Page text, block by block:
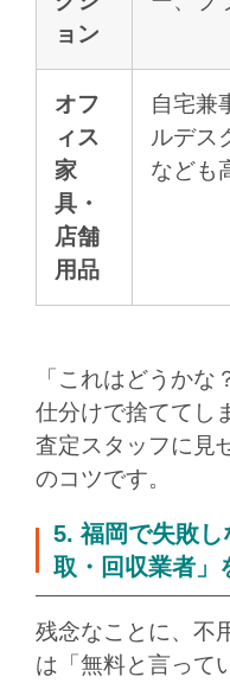
ョン
オフ
ィス
家
具・
店舗
用品
自宅兼
ルデス
なども
「これはどうか
仕分けで捨ててし
査定スタッフに見
のコツです。
5. 福岡で失敗
取・回収業者」
残念なことに、不
は「無料と言って